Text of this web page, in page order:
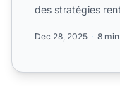
des stratégies
Dec 28, 2025 8